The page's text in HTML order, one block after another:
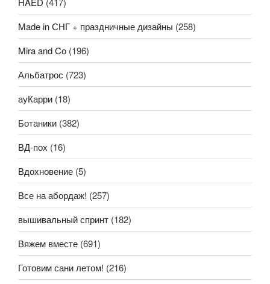
Made in СНГ + праздничные дизайны (258)
Mira and Co (196)
Альбатрос (723)
ауКарри (18)
Ботаники (382)
ВД-пох (16)
Вдохновение (5)
Все на абордаж! (257)
вышивальный спринт (182)
Вяжем вместе (691)
Готовим сани летом! (216)